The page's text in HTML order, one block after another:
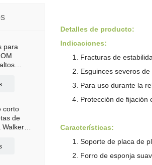
Detalles de producto:
Indicaciones:
Fracturas de
Esguinces severos
Para uso durante la
Protección de fijación
Características:
Soporte de placa de
Forro de esponja
para
corto
de
Walker